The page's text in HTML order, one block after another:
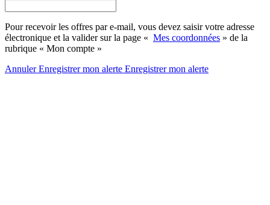
Pour recevoir les offres par e-mail, vous devez saisir votre adresse
électronique et la valider sur la page « Mes coordonnées » de la
rubrique « Mon compte »
AnnulerEnregistrer mon alerte Enregistrermon alerte